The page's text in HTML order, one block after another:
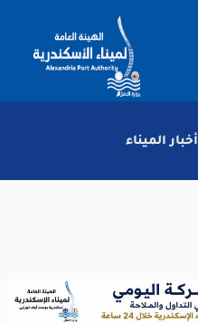
أخبار الميناء